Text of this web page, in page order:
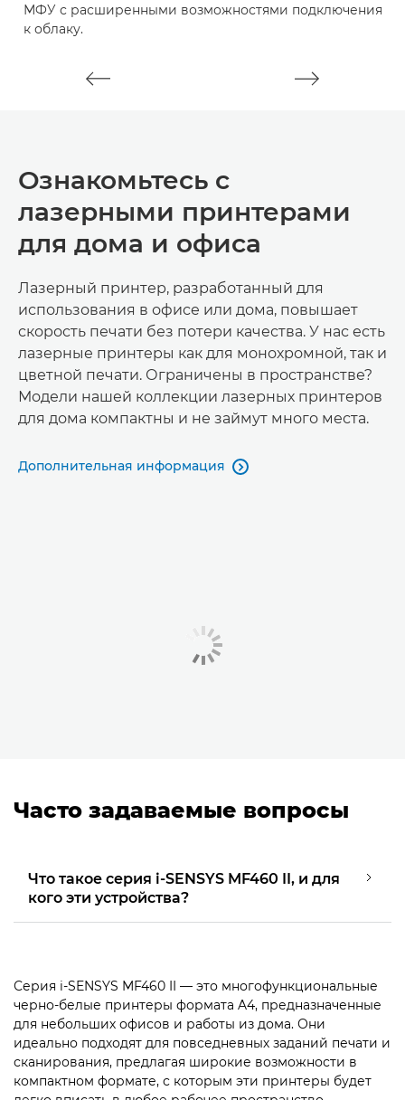
МФУ с расширенными возможностями подключения
к облаку.
Ознакомьтесь с
лазерными принтерами
для дома и офиса
Лазерный принтер, разработанный для
использования в офисе или дома, повышает
скорость печати без потери качества. У нас есть
лазерные принтеры как для монохромной, так и
цветной печати. Ограничены в пространстве?
Модели нашей коллекции лазерных принтеров
для дома компактны и не займут много места.
Дополнительная информация 
Часто задаваемые вопросы
Что такое серия i-SENSYS MF460 II, и для
кого эти устройства?
Серия i-SENSYS MF460 II — это многофункциональные
черно-белые принтеры формата A4, предназначенные
для небольших офисов и работы из дома. Они
идеально подходят для повседневных заданий печати и
сканирования, предлагая широкие возможности в
компактном формате, с которым эти принтеры будет